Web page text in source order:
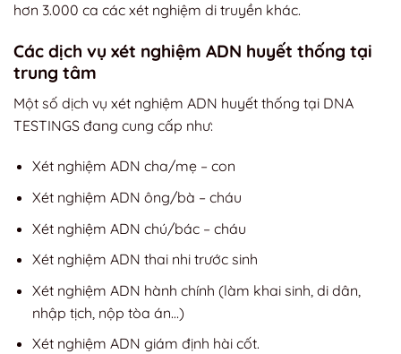
hơn 3.000 ca các xét nghiệm di truyền khác.
Các dịch vụ xét nghiệm ADN huyết thống tại
trung tâm
Một số dịch vụ xét nghiệm ADN huyết thống tại DNA
TESTINGS đang cung cấp như:
Xét nghiệm ADN cha/mẹ – con
Xét nghiệm ADN ông/bà – cháu
Xét nghiệm ADN chú/bác – cháu
Xét nghiệm ADN thai nhi trước sinh
Xét nghiệm ADN hành chính (làm khai sinh, di dân,
nhập tịch, nộp tòa án…)
Xét nghiệm ADN giám định hài cốt.